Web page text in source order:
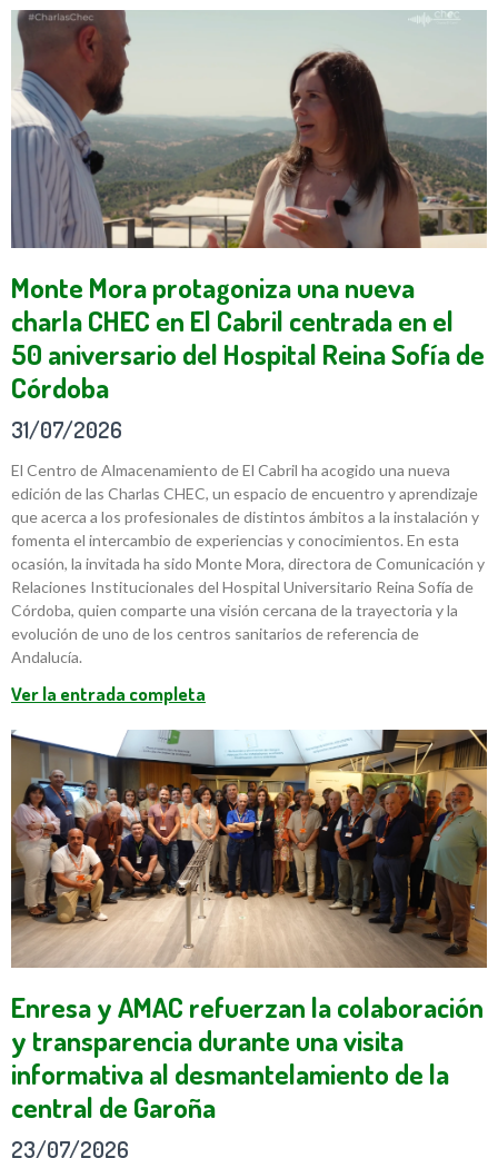
Monte Mora protagoniza una nueva
charla CHEC en El Cabril centrada en el
50 aniversario del Hospital Reina Sofía de
Córdoba
31/07/2026
El Centro de Almacenamiento de El Cabril ha acogido una nueva
edición de las Charlas CHEC, un espacio de encuentro y aprendizaje
que acerca a los profesionales de distintos ámbitos a la instalación y
fomenta el intercambio de experiencias y conocimientos. En esta
ocasión, la invitada ha sido Monte Mora, directora de Comunicación y
Relaciones Institucionales del Hospital Universitario Reina Sofía de
Córdoba, quien comparte una visión cercana de la trayectoria y la
evolución de uno de los centros sanitarios de referencia de
Andalucía.
Ver la entrada completa
Enresa y AMAC refuerzan la colaboración
y transparencia durante una visita
informativa al desmantelamiento de la
central de Garoña
23/07/2026